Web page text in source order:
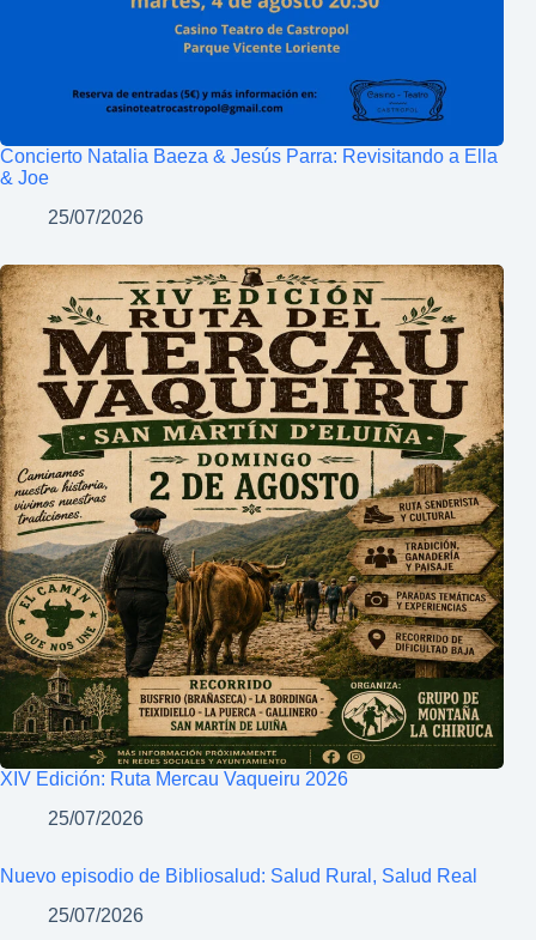
Concierto Natalia Baeza & Jesús Parra: Revisitando a Ella
& Joe
25/07/2026
XIV Edición: Ruta Mercau Vaqueiru 2026
25/07/2026
Nuevo episodio de Bibliosalud: Salud Rural, Salud Real
25/07/2026